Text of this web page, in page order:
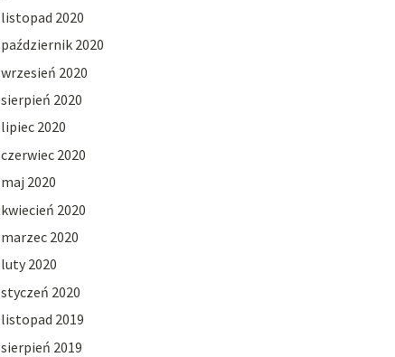
listopad 2020
październik 2020
wrzesień 2020
sierpień 2020
lipiec 2020
czerwiec 2020
maj 2020
kwiecień 2020
marzec 2020
luty 2020
styczeń 2020
listopad 2019
sierpień 2019